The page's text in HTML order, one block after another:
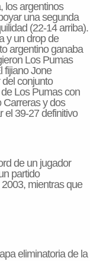
los argentinos
una segunda
(22-14 arriba).
y un drop de
argentino ganaba
Los Pumas
fijiano Jone
conjunto
Los Pumas con
Carreras y dos
el 39-27 definitivo
de un jugador
partido
mientras que
eliminatoria de la